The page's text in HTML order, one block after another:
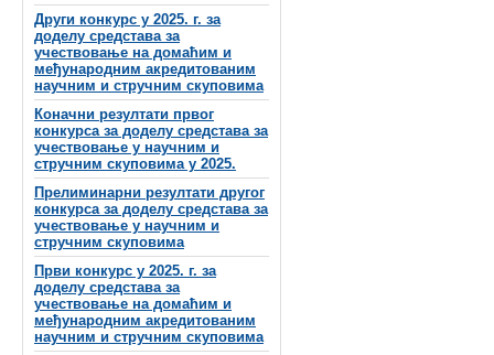
Други конкурс у 2025. г. за
доделу средстава за
учествовање на домаћим и
међународним акредитованим
научним и стручним скуповима
Коначни резултати првог
конкурса за доделу средстава за
учествовање у научним и
стручним скуповима у 2025.
Прелиминарни резултати другог
конкурса за доделу средстава за
учествовање у научним и
стручним скуповима
Први конкурс у 2025. г. за
доделу средстава за
учествовање на домаћим и
међународним акредитованим
научним и стручним скуповима